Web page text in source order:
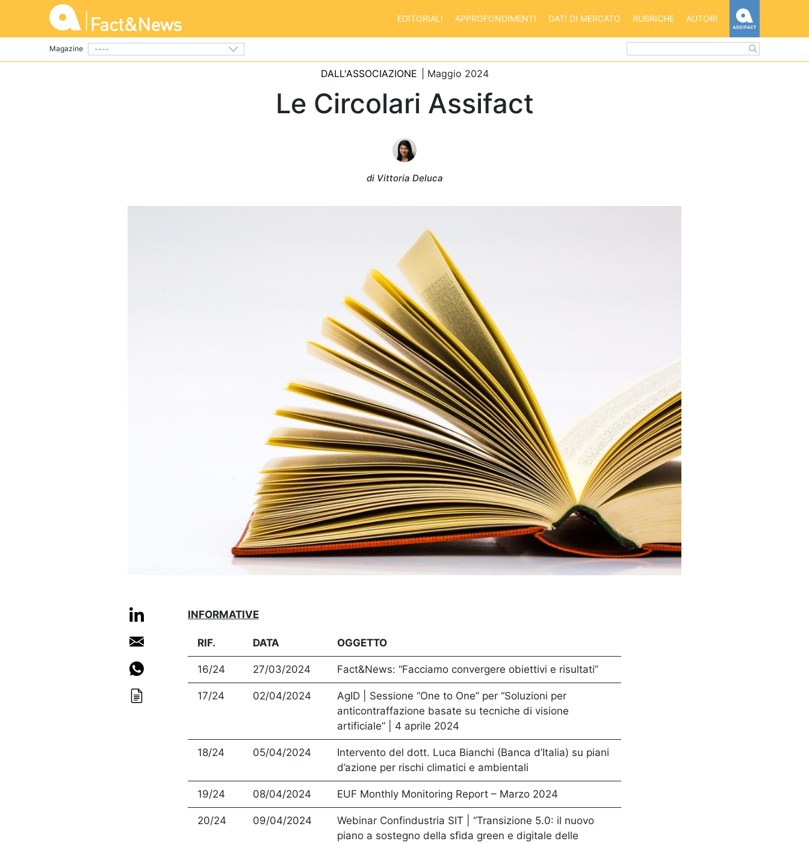
EDITORIALI APPROFONDIMENTI DATI DI MERCATO RUBRICHE AUTORI
HOME
ASSIFACT
Magazine ----
DALL'ASSOCIAZIONE | Maggio 2024
Le Circolari Assifact
di Vittoria Deluca
INFORMATIVE
RIF. DATA OGGETTO
16/24 27/03/2024 Fact&News: “Facciamo convergere obiettivi e risultati”
17/24 02/04/2024
AgID | Sessione “One to One” per “Soluzioni per
anticontraffazione basate su tecniche di visione
artificiale” | 4 aprile 2024
18/24 05/04/2024
Intervento del dott. Luca Bianchi (Banca d’Italia) su piani
d’azione per rischi climatici e ambientali
19/24 08/04/2024 EUF Monthly Monitoring Report – Marzo 2024
20/24 09/04/2024
Webinar Confindustria SIT | “Transizione 5.0: il nuovo
piano a sostegno della sfida green e digitale delle